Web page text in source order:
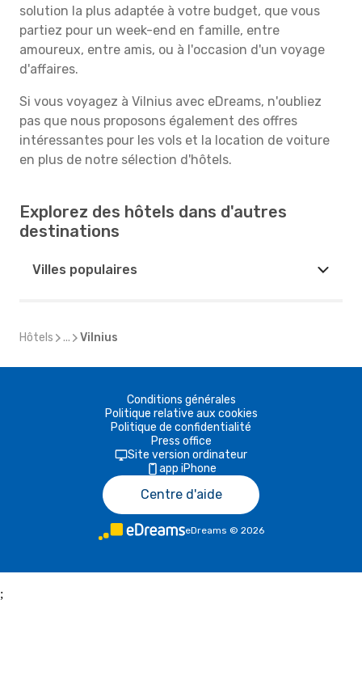
solution la plus adaptée à votre budget, que vous
partiez pour un week-end en famille, entre
amoureux, entre amis, ou à l'occasion d'un voyage
d'affaires.
Si vous voyagez à Vilnius avec eDreams, n'oubliez
pas que nous proposons également des offres
intéressantes pour les vols et la location de voiture
en plus de notre sélection d'hôtels.
Explorez des hôtels dans d'autres
destinations
Villes populaires
Hôtels ... Vilnius
Conditions générales
Politique relative aux cookies
Politique de confidentialité
Press office
Site version ordinateur
app iPhone
Centre d'aide
eDreams © 2026
;